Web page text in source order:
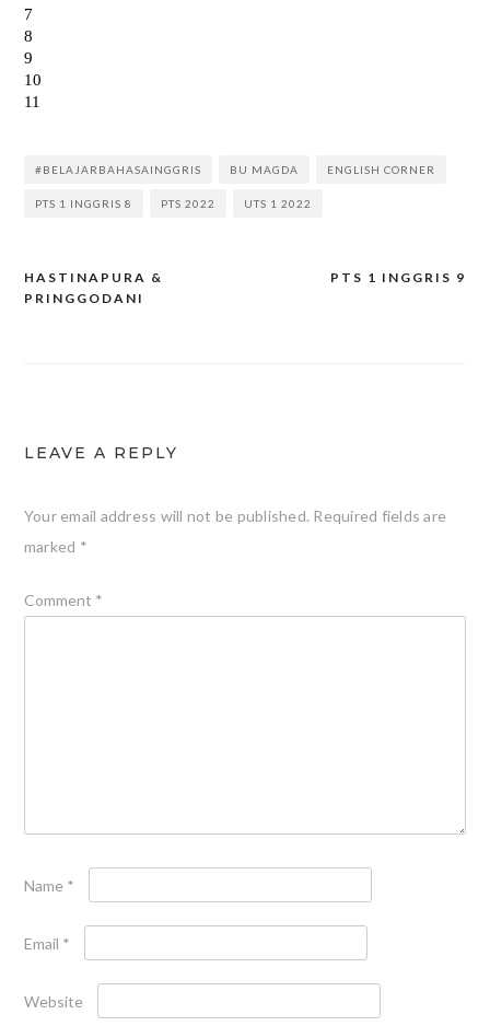
#BELAJARBAHASAINGGRIS BU MAGDA ENGLISH CORNER
PTS 1 INGGRIS 8 PTS 2022 UTS 1 2022
Post
PTS 1 INGGRIS 9
HASTINAPURA &
PRINGGODANI
LEAVE A REPLY
Your email address will not be published. Required fields are
marked *
Comment *
Name *
Email *
Website